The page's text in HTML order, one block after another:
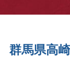
群馬県高